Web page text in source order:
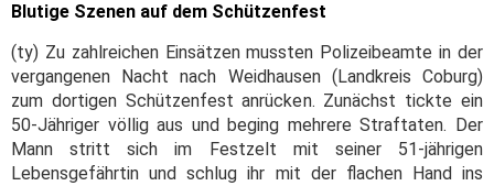
Blutige Szenen auf dem Schützenfest
(ty) Zu zahlreichen Einsätzen mussten Polizeibeamte in der
vergangenen Nacht nach Weidhausen (Landkreis Coburg)
zum dortigen Schützenfest anrücken. Zunächst tickte ein
50-Jähriger völlig aus und beging mehrere Straftaten. Der
Mann stritt sich im Festzelt mit seiner 51-jährigen
Lebensgefährtin und schlug ihr mit der flachen Hand ins